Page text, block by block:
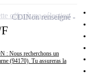
: Nous recherchons un
(94170). Tu assureras la
CDINon renseigné
offre à ma sélection